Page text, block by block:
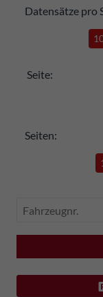
Datensätze pro
Seite:
Seiten:
Fahrzeugnr.